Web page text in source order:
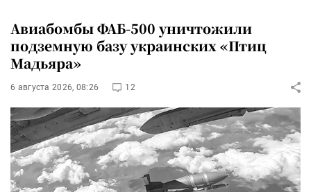
Авиабомбы ФАБ-500 уничтожили
подземную базу украинских «Птиц
Мадьяра»
6 августа 2026, 08:26 12